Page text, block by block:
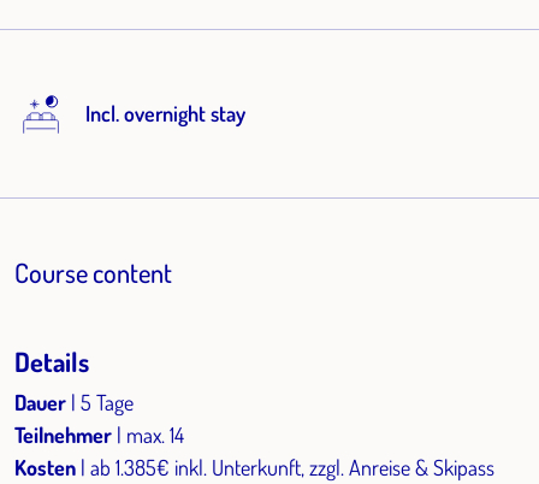
Incl. overnight stay
Course content
Details
Dauer | 5 Tage
Teilnehmer | max. 14
Kosten | ab 1.385€ inkl. Unterkunft, zzgl. Anreise & Skipass